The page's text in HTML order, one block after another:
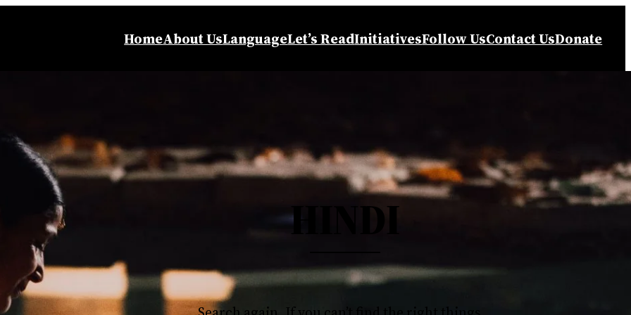
HomeAbout UsLanguageLet’s ReadInitiativesFollow UsContact UsDonate
HINDI